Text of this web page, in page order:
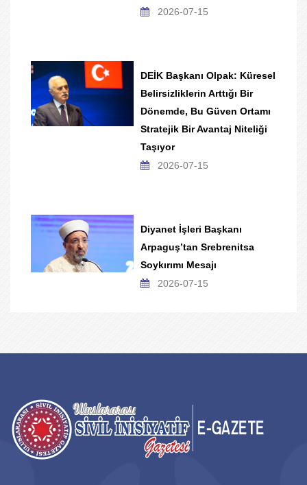
2026-07-15
DEİK Başkanı Olpak: Küresel
Belirsizliklerin Arttığı Bir
Dönemde, Bu Güven Ortamı
Stratejik Bir Avantaj Niteliği
Taşıyor
2026-07-15
Diyanet İşleri Başkanı
Arpaguş’tan Srebrenitsa
Soykırımı Mesajı
2026-07-15